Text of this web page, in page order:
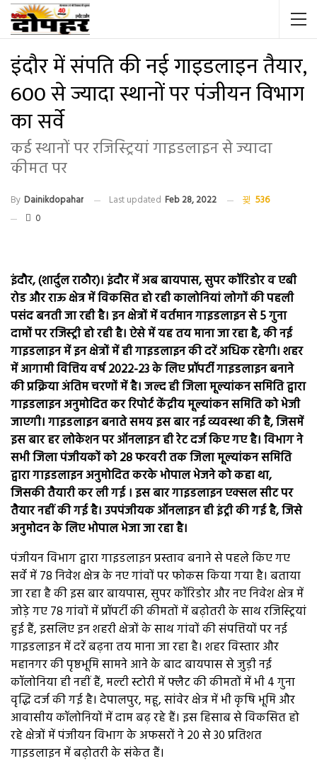
इंदौर में संपति की नई गाइडलाइन तैयार,
600 से ज्यादा स्थानों पर पंजीयन विभाग
का सर्वे
कई स्थानों पर रजिस्ट्रियां गाइडलाइन से ज्यादा
कीमत पर
By Dainikdopahar Last updated Feb 28, 2022
536
0
इंदौर, (शार्दुल राठौर)। इंदौर में अब बायपास, सुपर कॉरिडोर व एबी
रोड और राऊ क्षेत्र में विकसित हो रही कालोनियां लोगों की पहली
पसंद बनती जा रही है। इन क्षेत्रों में वर्तमान गाइडलाइन से 5 गुना
दामों पर रजिस्ट्री हो रही है। ऐसे में यह तय माना जा रहा है, की नई
गाइडलाइन में इन क्षेत्रों में ही गाइडलाइन की दरें अधिक रहेगी। शहर
में आगामी वित्तिय वर्ष 2022-23 के लिए प्रॉपर्टी गाइडलाइन बनाने
की प्रक्रिया अंतिम चरणों में है। जल्द ही जिला मूल्यांकन समिति द्वारा
गाइडलाइन अनुमोदित कर रिपोर्ट केंद्रीय मूल्यांकन समिति को भेजी
जाएगी। गाइडलाइन बनाते समय इस बार नई व्यवस्था की है, जिसमें
इस बार हर लोकेशन पर ऑनलाइन ही रेट दर्ज किए गए है। विभाग ने
सभी जिला पंजीयकों को 28 फरवरी तक जिला मूल्यांकन समिति
द्वारा गाइडलाइन अनुमोदित करके भोपाल भेजने को कहा था,
जिसकी तैयारी कर ली गई । इस बार गाइडलाइन एक्सल सीट पर
तैयार नहीं की गई है। उपपंजीयक ऑनलाइन ही इंट्री की गई है, जिसे
अनुमोदन के लिए भोपाल भेजा जा रहा है।
पंजीयन विभाग द्वारा गाइडलाइन प्रस्ताव बनाने से पहले किए गए
सर्वे में 78 निवेश क्षेत्र के नए गांवों पर फोकस किया गया है। बताया
जा रहा है की इस बार बायपास, सुपर कॉरिडोर और नए निवेश क्षेत्र में
जोड़े गए 78 गांवों में प्रॉपर्टी की कीमतों में बढ़ोतरी के साथ रजिस्ट्रियां
हुई हैं, इसलिए इन शहरी क्षेत्रों के साथ गांवों की संपत्तियों पर नई
गाइडलाइन में दरें बढ़ना तय माना जा रहा है। शहर विस्तार और
महानगर की पृष्ठभूमि सामने आने के बाद बायपास से जुड़ी नई
कॉलोनिया ही नहीं हैं, मल्टी स्टोरी में फ्लैट की कीमतों में भी 4 गुना
वृद्धि दर्ज की गई है। देपालपुर, महू, सांवेर क्षेत्र में भी कृषि भूमि और
आवासीय कॉलोनियों में दाम बढ़ रहे हैं। इस हिसाब से विकसित हो
रहे क्षेत्रों में पंजीयन विभाग के अफसरों ने 20 से 30 प्रतिशत
गाइडलाइन में बढ़ोतरी के संकेत हैं।